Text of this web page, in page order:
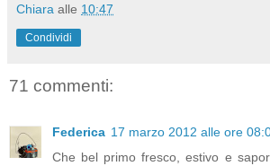
Chiara alle 10:47
Condividi
71 commenti:
Federica 17 marzo 2012 alle ore
Che bel primo fresco, estivo e